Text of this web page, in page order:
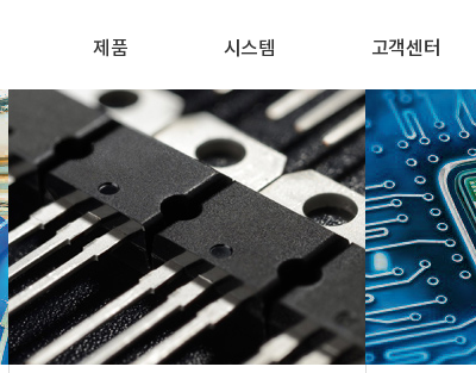
제품 시스템 고객센터